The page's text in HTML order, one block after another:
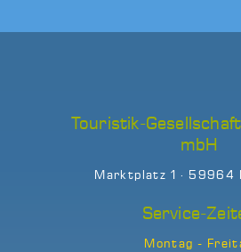
Touristik-
mbH
Marktplatz 1 · 59964
Service-
Montag -